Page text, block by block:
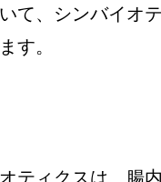
て、シンバイオ
す。
ティクスは、腸